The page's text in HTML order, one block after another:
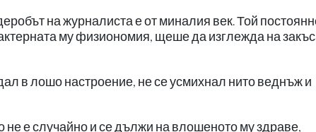
на журналиста е от миналия век. Той
му физиономия, щеше да изглежда на
в лошо настроение, не се усмихнал нито веднъж и
е случайно и се дължи на влошеното му здраве,